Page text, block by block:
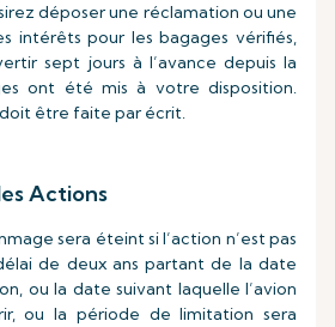
déposer une réclamation ou une
intérêts pour les bagages vérifiés,
sept jours à l’avance depuis la
ont été mis à votre disposition.
être faite par écrit.
Actions
sera éteint si l’action n’est pas
de deux ans partant de la date
ou la date suivant laquelle l’avion
ou la période de limitation sera